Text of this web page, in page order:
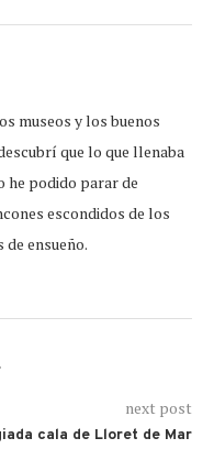
museos y los buenos
que lo que llenaba
he podido parar de
escondidos de los
ensueño.
next post
cala de Lloret de Mar